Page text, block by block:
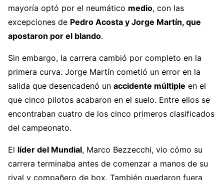
mayoría optó por el neumático medio, con las
excepciones de Pedro Acosta y Jorge Martín, que
apostaron por el blando.
Sin embargo, la carrera cambió por completo en la
primera curva. Jorge Martín cometió un error en la
salida que desencadenó un accidente múltiple en el
que cinco pilotos acabaron en el suelo. Entre ellos se
encontraban cuatro de los cinco primeros clasificados
del campeonato.
El líder del Mundial, Marco Bezzecchi, vio cómo su
carrera terminaba antes de comenzar a manos de su
rival y compañero de box. También quedaron fuera